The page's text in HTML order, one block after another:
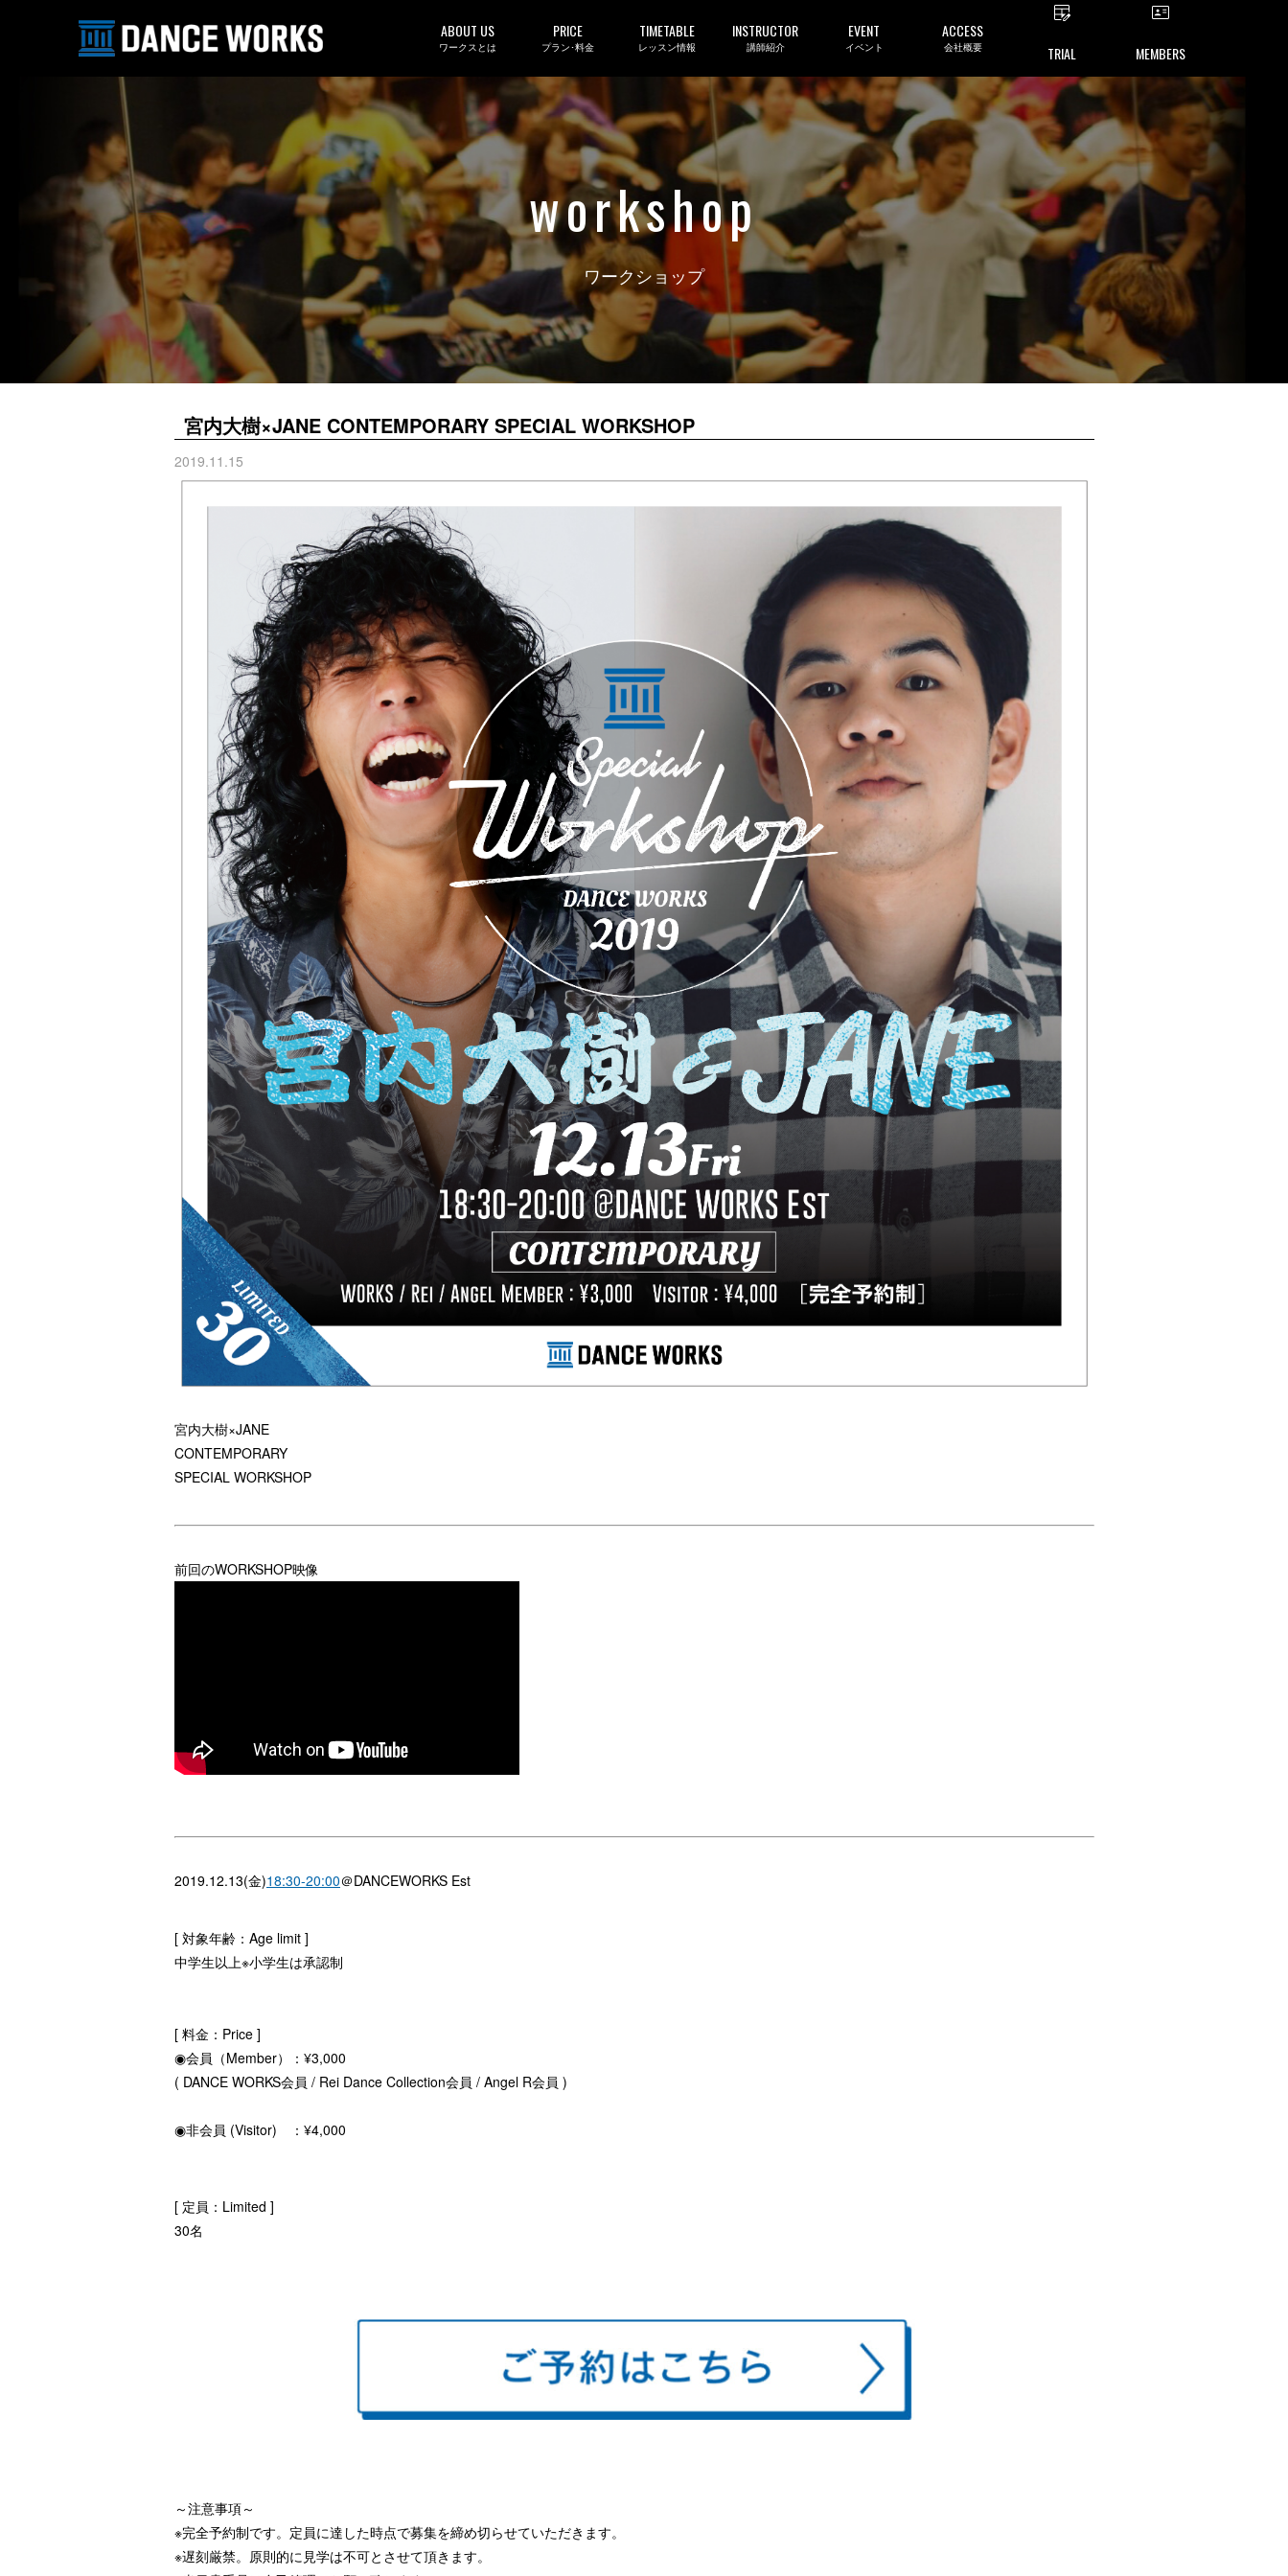
ABOUT US
ワークスとは
PRICE
プラン･料金
TIMETABLE
レッスン情報
INSTRUCTOR
講師紹介
EVENT
イベント
ACCESS
会社概要 TRIAL MEMBERS
workshop
ワークショップ
宮内大樹×JANE CONTEMPORARY SPECIAL WORKSHOP
2019.11.15
宮内大樹×JANE
CONTEMPORARY
SPECIAL WORKSHOP
前回のWORKSHOP映像
2019.12.13(金)18:30-20:00＠DANCEWORKS Est
[ 対象年齢：Age limit ]
中学生以上※小学生は承認制
[ 料金：Price ]
◉会員（Member）：¥3,000
( DANCE WORKS会員 / Rei Dance Collection会員 / Angel R会員 )
◉非会員 (Visitor) ：¥4,000
[ 定員：Limited ]
30名
～注意事項～
※完全予約制です。定員に達した時点で募集を締め切らせていただきます。
※遅刻厳禁。原則的に見学は不可とさせて頂きます。